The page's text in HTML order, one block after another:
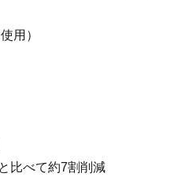
用）
比べて約7割削減